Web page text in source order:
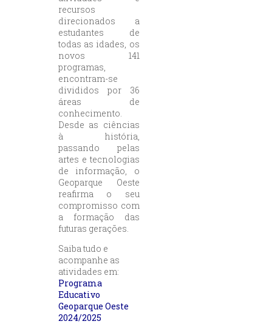
recursos
direcionados a
estudantes de
todas as idades, os
novos 141
programas,
encontram-se
divididos por 36
áreas de
conhecimento.
Desde as ciências
à história,
passando pelas
artes e tecnologias
de informação, o
Geoparque Oeste
reafirma o seu
compromisso com
a formação das
futuras gerações.
Saiba tudo e
acompanhe as
atividades em:
Programa
Educativo
Geoparque Oeste
2024/2025